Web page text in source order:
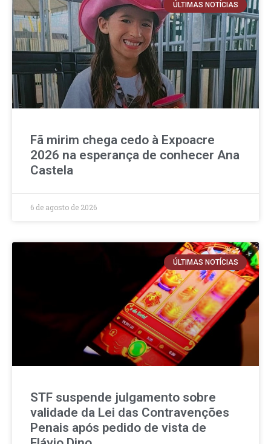
ÚLTIMAS NOTÍCIAS
Fã mirim chega cedo à Expoacre
2026 na esperança de conhecer Ana
Castela
6 de agosto de 2026
ÚLTIMAS NOTÍCIAS
STF suspende julgamento sobre
validade da Lei das Contravenções
Penais após pedido de vista de